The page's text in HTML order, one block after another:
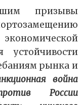
призывы
устойчивости
рынка и
война
России